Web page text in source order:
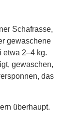
Schafrasse,
gewaschene
etwa 2–4 kg.
gewaschen,
das
überhaupt.